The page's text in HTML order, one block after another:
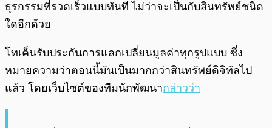
ธุรกรรมที่รวดเร็วแบบทันที ไม่ว่าจะเป็นกับสินทรัพย์ชนิด
ใดอีกด้วย
โทเค็นรับประกันการแลกเปลี่ยนมูลค่าทุกรูปแบบ ซึ่ง
หมายความว่าตอนนี้มันเป็นมากกว่าสินทรัพย์ดิจิทัลไป
แล้ว โดยเว็บไซต์ของทีมนักพัฒนากล่าวว่า